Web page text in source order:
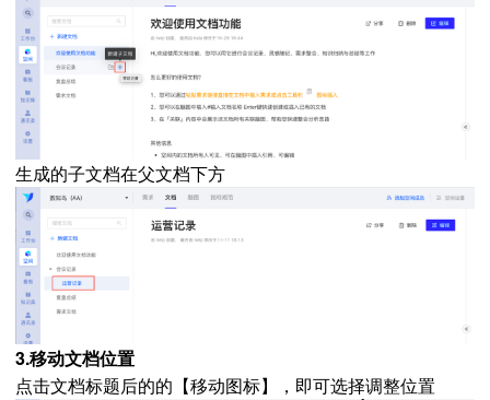
生成的子文档在父文档下方
3.移动文档位置
点击文档标题后的的【移动图标】，即可选择调整位置